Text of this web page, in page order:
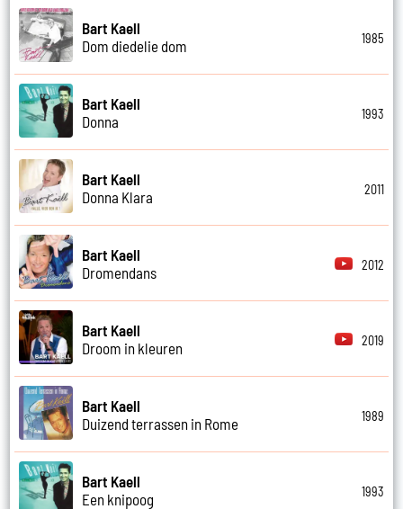
Bart Kaell
Dom diedelie dom
1985
Bart Kaell
Donna
1993
Bart Kaell
Donna Klara
2011
Bart Kaell
Dromendans
2012
Bart Kaell
Droom in kleuren
2019
Bart Kaell
Duizend terrassen in Rome
1989
Bart Kaell
Een knipoog
1993